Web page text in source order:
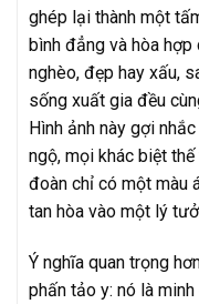
ghép lại thành một
bình đẳng và hòa
nghèo, đẹp hay xấu,
sống xuất gia đều
Hình ảnh này gợi
ngộ, mọi khác biệt
đoàn chỉ có một màu
tan hòa vào một lý
Ý nghĩa quan trọng
phấn tảo y: nó là